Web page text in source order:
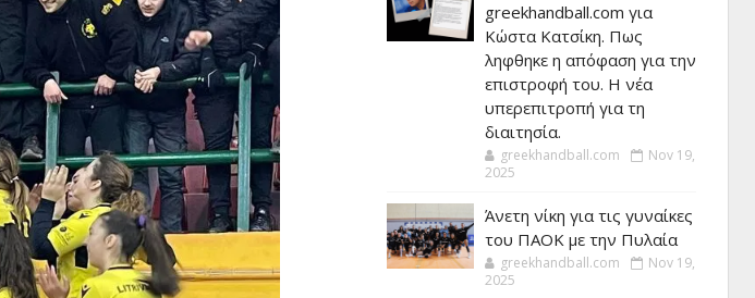
greekhandball.com για
Κώστα Κατσίκη. Πως
ληφθηκε η απόφαση για την
επιστροφή του. Η νέα
υπερεπιτροπή για τη
διαιτησία.
greekhandball.com
Nov 19,
2025
Άνετη νίκη για τις γυναίκες
του ΠΑΟΚ με την Πυλαία
greekhandball.com
Nov 19,
2025